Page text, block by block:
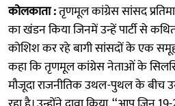
कोलकाता :तृणमूल कांग्रेस सांसद
का खंडन किया जिनमें उन्हें पार्टी से
कोशिश कर रहे बागी सांसदों के एक समूह
कहा कि तृणमूल कांग्रेस नेताओं के
मौजूदा राजनीतिक उथल-पुथल के बीच